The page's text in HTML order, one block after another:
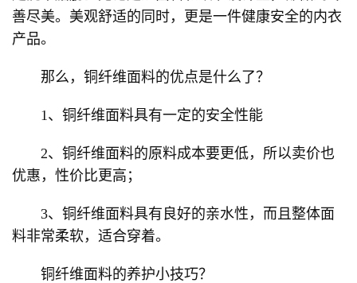
善尽美。美观舒适的同时，更是一件健康安全的内衣
产品。
那么，铜纤维面料的优点是什么了？
1、铜纤维面料具有一定的安全性能
2、铜纤维面料的原料成本要更低，所以卖价也
优惠，性价比更高；
3、铜纤维面料具有良好的亲水性，而且整体面
料非常柔软，适合穿着。
铜纤维面料的养护小技巧？